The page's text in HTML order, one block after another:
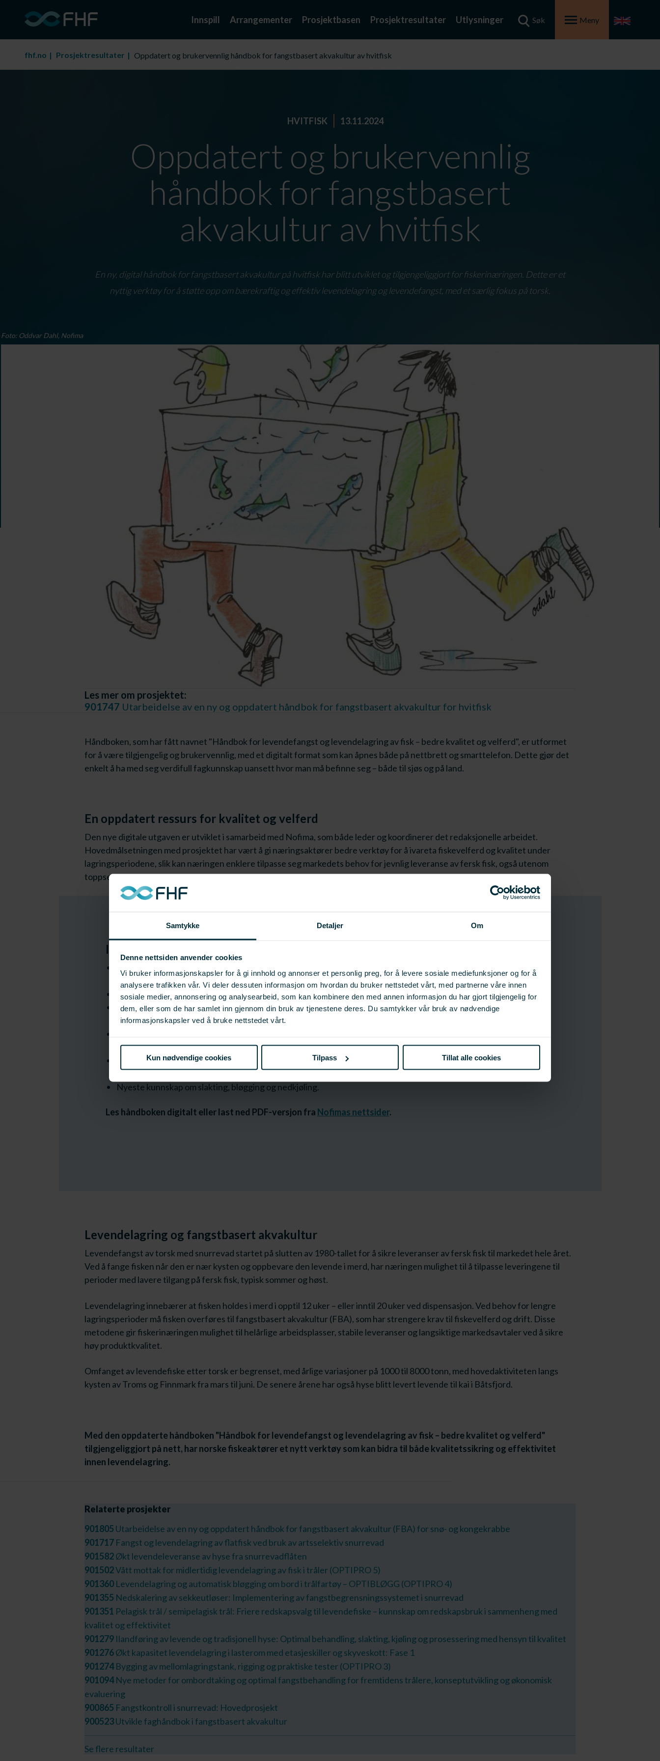
Samtykke Detaljer Om
Denne nettsiden anvender cookies
Vi bruker informasjonskapsler for å gi innhold og annonser et personlig preg, for å levere sosiale mediefunksjoner og for å
analysere trafikken vår. Vi deler dessuten informasjon om hvordan du bruker nettstedet vårt, med partnerne våre innen
sosiale medier, annonsering og analysearbeid, som kan kombinere den med annen informasjon du har gjort tilgjengelig for
dem, eller som de har samlet inn gjennom din bruk av tjenestene deres. Du samtykker vår bruk av nødvendige
informasjonskapsler ved å bruke nettstedet vårt.
Kun nødvendige cookies Tilpass Tillat alle cookies
Innspill Arrangementer Prosjektbasen Prosjektresultater Utlysninger Søk Meny
fhf.no Prosjektresultater Oppdatert og brukervennlig håndbok for fangstbasert akvakultur av hvitfisk
HVITFISK 13.11.2024
Oppdatert og brukervennlig
håndbok for fangstbasert
akvakultur av hvitfisk
En ny, digital håndbok for fangstbasert akvakultur på hvitfisk har blitt utviklet og tilgjengeliggjort for fiskerinæringen. Dette er et
nyttig verktøy for å støtte opp om bærekraftig og effektiv levendelagring og levendefangst, med et særlig fokus på torsk.
Foto: Oddvar Dahl, Nofima
Les mer om prosjektet:
901747 Utarbeidelse av en ny og oppdatert håndbok for fangstbasert akvakultur for hvitfisk
Håndboken, som har fått navnet "Håndbok for levendefangst og levendelagring av fisk – bedre kvalitet og velferd", er utformet
for å være tilgjengelig og brukervennlig, med et digitalt format som kan åpnes både på nettbrett og smarttelefon. Dette gjør det
enkelt å ha med seg verdifull fagkunnskap uansett hvor man må befinne seg – både til sjøs og på land.
En oppdatert ressurs for kvalitet og velferd
Den nye digitale utgaven er utviklet i samarbeid med Nofima, som både leder og koordinerer det redaksjonelle arbeidet.
Hovedmålsetningen med prosjektet har vært å gi næringsaktører bedre verktøy for å ivareta fiskevelferd og kvalitet under
lagringsperiodene, slik kan næringen enklere tilpasse seg markedets behov for jevnlig leveranse av fersk fisk, også utenom
toppsesongene.
I håndboken finner du blant annet informasjon om:
Regelverk og formelle krav til fartøy, fangst, restitusjon, mellomlagring av levende fisk og anlegg for fangstbasert
akvakultur (FBA). Veiledere, dispensasjonsvilkår og informasjon finner du hos Fiskeridirektoratet
Ulike egnede redskaper til levendefangst med fokus på skånsomhet.
Fiskevelferd under fangst, ombordtaking og i tankene om bord. Etter Lov om dyrevelferd skal vi behandle levende
dyr godt, i levendefangst er dette også nøkkelen til å lykkes.
som betyr noe for dødelighet og fiskevelferd.
Veiledning om sortering av levendelagring med kriterier for sortering, vekt og antall, føring og utforming av
føringstanker.
Nyeste kunnskap om slakting, bløgging og nedkjøling.
Les håndboken digitalt eller last ned PDF-versjon fra Nofimas nettsider.
Levendelagring og fangstbasert akvakultur
Levendefangst av torsk med snurrevad startet på slutten av 1980-tallet for å sikre leveranser av fersk fisk til markedet hele året.
Ved å fange fisken når den er nær kysten og oppbevare den levende i merd, har næringen mulighet til å tilpasse leveringene til
perioder med lavere tilgang på fersk fisk, typisk sommer og høst.
Levendelagring innebærer at fisken holdes i merd i opptil 12 uker – eller inntil 20 uker ved dispensasjon. Ved behov for lengre
lagringsperioder må fisken overføres til fangstbasert akvakultur (FBA), som har strengere krav til fiskevelferd og drift. Disse
metodene gir fiskerinæringen mulighet til helårlige arbeidsplasser, stabile leveranser og langsiktige markedsavtaler ved å sikre
høy produktkvalitet.
Omfanget av levendefiske etter torsk er begrenset, med årlige variasjoner på 1000 til 8000 tonn, med hovedaktiviteten langs
kysten av Troms og Finnmark fra mars til juni. De senere årene har også hyse blitt levert levende til kai i Båtsfjord.
Med den oppdaterte håndboken "Håndbok for levendefangst og levendelagring av fisk – bedre kvalitet og velferd"
tilgjengeliggjort på nett, har norske fiskeaktører et nytt verktøy som kan bidra til både kvalitetssikring og effektivitet
innen levendelagring.
Relaterte prosjekter
901805 Utarbeidelse av en ny og oppdatert håndbok for fangstbasert akvakultur (FBA) for snø- og kongekrabbe
901717 Fangst og levendelagring av flatfisk ved bruk av artsselektiv snurrevad
901582Økt levendeleveranse av hyse fra snurrevadflåten
901502Vått mottak for midlertidig levendelagring av fisk i tråler (OPTIPRO 5)
901360 Levendelagring og automatisk bløgging om bord i trålfartøy – OPTIBLØGG (OPTIPRO 4)
901355 Nedskalering av sekkeutløser: Implementering av fangstbegrensningssystemet i snurrevad
901351 Pelagisk trål / semipelagisk trål: Friere redskapsvalg til levendefiske – kunnskap om redskapsbruk i sammenheng med
kvalitet og effektivitet
901279 Ilandføring av levende og tradisjonell hyse: Optimal behandling, slakting, kjøling og prosessering med hensyn til kvalitet
901276Økt kapasitet levendelagring i lasterom med etasjeskiller og skyveskott: Fase 1
901274Bygging av mellomlagringstank, rigging og praktiske tester (OPTIPRO 3)
901094Nye metoder for ombordtaking og optimal fangstbehandling for fremtidens trålere, konseptutvikling og økonomisk
evaluering
900865 Fangstkontroll i snurrevad: Hovedprosjekt
900523Utvikle faghåndbok i fangstbasert akvakultur
Se flere resultater